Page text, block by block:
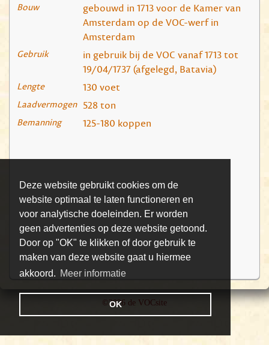
Deze website gebruikt cookies om de
website optimaal te laten functioneren en
voor analytische doeleinden. Er worden
geen advertenties op deze website getoond.
Door op "OK" te klikken of door gebruik te
maken van deze website gaat u hiermee
akkoord. Meer informatie
OK
Bouw
gebouwd in 1713 voor de Kamer van
Amsterdam op de VOC-werf in
Amsterdam
Gebruik
in gebruik bij de VOC vanaf 1713 tot
19/04/1737 (afgelegd, Batavia)
Lengte 130 voet
Laadvermogen 528 ton
Bemanning 125-180 koppen
©2026 de VOCsite